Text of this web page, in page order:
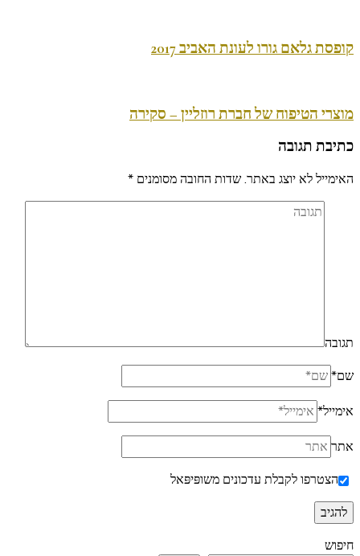
קופסת גלאם גורו לעונת האביב 2017
מוצרי הטיפוח של חברת רוזליין – סקירה
כתיבת תגובה
האימייל לא יוצג באתר.שדות החובה מסומנים *
תגובה
שם*
אימייל*
אתר
הצטרפו לקבלת עדכונים משופּיפּאל
חיפוש